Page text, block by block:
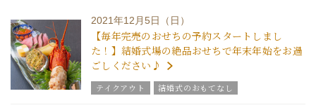
グラツィエのウエディング情報
結婚式の豆知識
ウエディングスタッフｖｏｉｃｅ
チームグラツィエメンバー
グラツィエについて
2021年12月5日（日）
【毎年完売のおせちの予約スタートしまし
た！】結婚式場の絶品おせちで年末年始をお過
ごしください♪
テイクアウト
結婚式のおもてなし